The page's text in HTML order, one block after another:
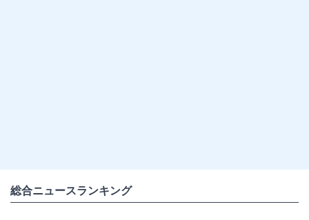
総合ニュースランキング